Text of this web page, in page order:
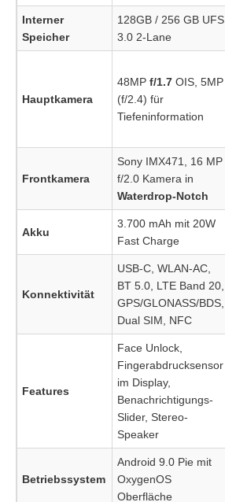
Interner
Speicher
128GB / 256 GB UFS
3.0 2-Lane
Hauptkamera
48MP f/1.7 OIS, 5MP
(f/2.4) für
Tiefeninformation
Frontkamera
Sony IMX471, 16 MP
f/2.0 Kamera in
Waterdrop-Notch
Akku
3.700 mAh mit 20W
Fast Charge
Konnektivität
USB-C, WLAN-AC,
BT 5.0, LTE Band 20,
GPS/GLONASS/BDS,
Dual SIM, NFC
Features
Face Unlock,
Fingerabdrucksensor
im Display,
Benachrichtigungs-
Slider, Stereo-
Speaker
Betriebssystem
Android 9.0 Pie mit
OxygenOS
Oberfläche